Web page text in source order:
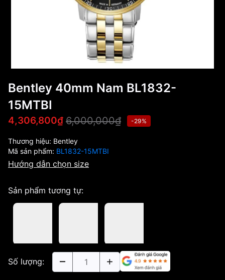
Bentley 40mm Nam BL1832-
15MTBI
4,306,800₫ 6,000,000₫ -29%
Thương hiệu: Bentley
Mã sản phẩm: BL1832-15MTBI
Hướng dẫn chọn size
Sản phẩm tương tự:
Số lượng: